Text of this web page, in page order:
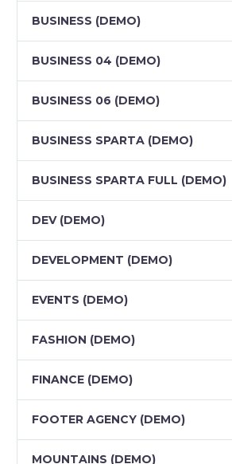
BUSINESS (DEMO)
BUSINESS 04 (DEMO)
BUSINESS 06 (DEMO)
BUSINESS SPARTA (DEMO)
BUSINESS SPARTA FULL (DEMO)
DEV (DEMO)
DEVELOPMENT (DEMO)
EVENTS (DEMO)
FASHION (DEMO)
FINANCE (DEMO)
FOOTER AGENCY (DEMO)
MOUNTAINS (DEMO)